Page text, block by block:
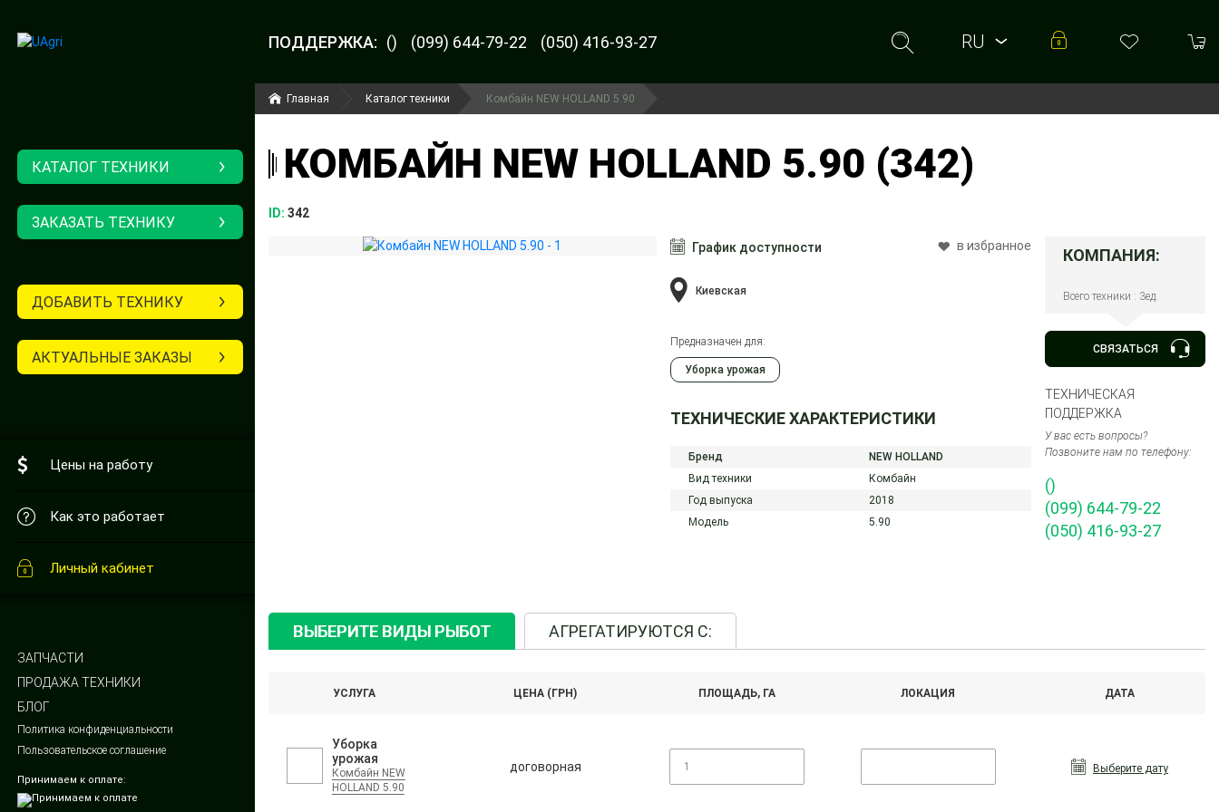
ПОДДЕРЖКА: () (099) 644-79-22 (050) 416-93-27
RU
КАТАЛОГ ТЕХНИКИ
ЗАКАЗАТЬ ТЕХНИКУ
ДОБАВИТЬ ТЕХНИКУ
АКТУАЛЬНЫЕ ЗАКАЗЫ
Цены на работу
Как это работает
Личный кабинет
ЗАПЧАСТИ
ПРОДАЖА ТЕХНИКИ
БЛОГ
Политика конфиденциальности
Пользовательское соглашение
Принимаем к оплате:
Главная Каталог техники Комбайн NEW HOLLAND 5.90
КОМБАЙН NEW HOLLAND 5.90 (342)
ID: 342
График доступности в избранное
Киевская
Предназначен для:
Уборка урожая
ТЕХНИЧЕСКИЕ ХАРАКТЕРИСТИКИ
Бренд
NEW HOLLAND
Вид техники
Комбайн
Год выпуска
2018
Модель
5.90
КОМПАНИЯ:
Всего техники : 3ед.
СВЯЗАТЬСЯ
ТЕХНИЧЕСКАЯ
ПОДДЕРЖКА
У вас есть вопросы?
Позвоните нам по телефону:
()
(099) 644-79-22
(050) 416-93-27
ВЫБЕРИТЕ ВИДЫ РЫБОТ АГРЕГАТИРУЮТСЯ С:
УСЛУГА ЦЕНА (ГРН) ПЛОЩАДЬ, ГА ЛОКАЦИЯ ДАТА
Уборка
урожая
Комбайн NEW
HOLLAND 5.90
договорная Выберите дату